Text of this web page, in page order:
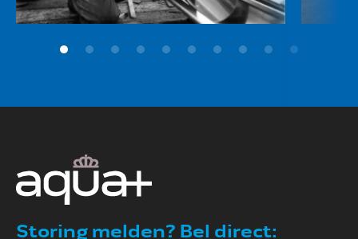
Storing melden? Bel direct: